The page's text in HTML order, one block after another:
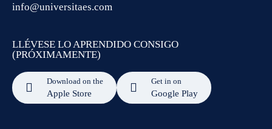
info@universitaes.com
LLÉVESE LO APRENDIDO CONSIGO
(PRÓXIMAMENTE)
Download on the
Apple Store
Get in on
Google Play